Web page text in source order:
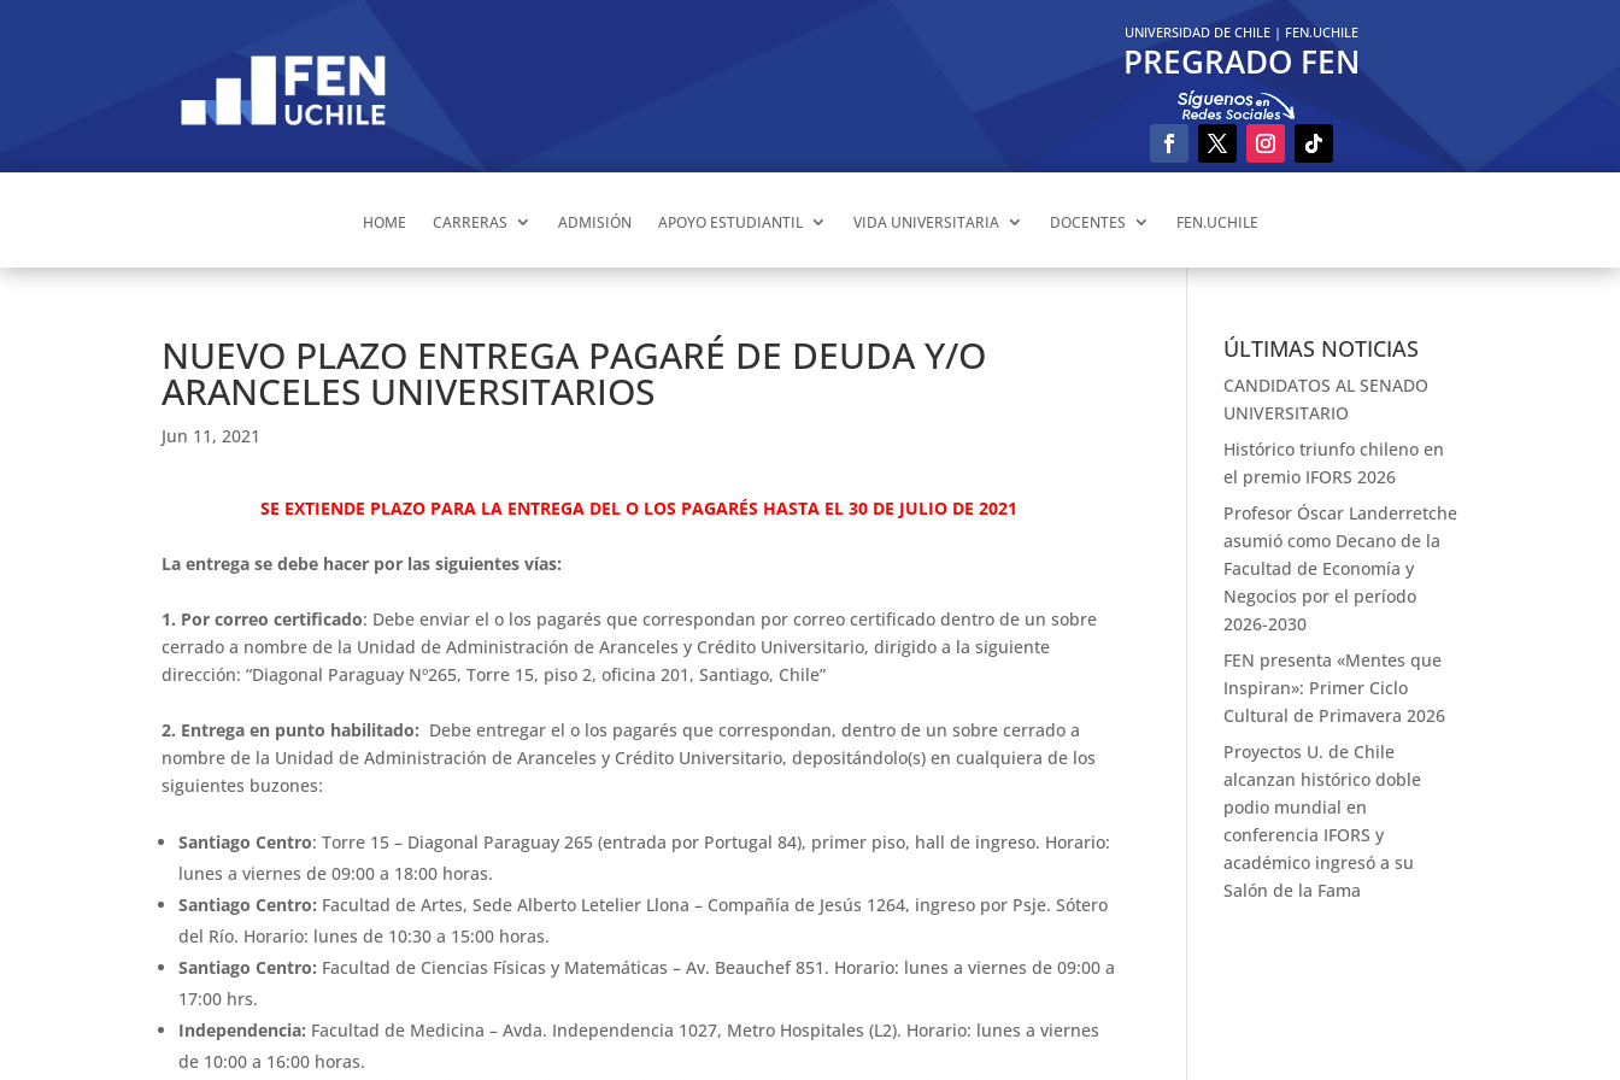
UNIVERSIDAD DE CHILE | FEN.UCHILE
PREGRADO FEN
HOME CARRERAS ADMISIÓN APOYO ESTUDIANTIL VIDA UNIVERSITARIA DOCENTES FEN.UCHILE
NUEVO PLAZO ENTREGA PAGARÉ DE DEUDA Y/O
ARANCELES UNIVERSITARIOS
Jun 11, 2021
SE EXTIENDE PLAZO PARA LA ENTREGA DEL O LOS PAGARÉS HASTA EL 30 DE JULIO DE 2021
La entrega se debe hacer por las siguientes vías:
1. Por correo certificado: Debe enviar el o los pagarés que correspondan por correo certificado dentro de un sobre
cerrado a nombre de la Unidad de Administración de Aranceles y Crédito Universitario, dirigido a la siguiente
dirección: “Diagonal Paraguay Nº265, Torre 15, piso 2, oficina 201, Santiago, Chile”
2. Entrega en punto habilitado: Debe entregar el o los pagarés que correspondan, dentro de un sobre cerrado a
nombre de la Unidad de Administración de Aranceles y Crédito Universitario, depositándolo(s) en cualquiera de los
siguientes buzones:
Santiago Centro: Torre 15 – Diagonal Paraguay 265 (entrada por Portugal 84), primer piso, hall de ingreso. Horario:
lunes a viernes de 09:00 a 18:00 horas.
Santiago Centro: Facultad de Artes, Sede Alberto Letelier Llona – Compañía de Jesús 1264, ingreso por Psje. Sótero
del Río. Horario: lunes de 10:30 a 15:00 horas.
Santiago Centro: Facultad de Ciencias Físicas y Matemáticas – Av. Beauchef 851. Horario: lunes a viernes de 09:00 a
17:00 hrs.
Independencia: Facultad de Medicina – Avda. Independencia 1027, Metro Hospitales (L2). Horario: lunes a viernes
de 10:00 a 16:00 horas.
ÚLTIMAS NOTICIAS
CANDIDATOS AL SENADO
UNIVERSITARIO
Histórico triunfo chileno en
el premio IFORS 2026
Profesor Óscar Landerretche
asumió como Decano de la
Facultad de Economía y
Negocios por el período
2026-2030
FEN presenta «Mentes que
Inspiran»: Primer Ciclo
Cultural de Primavera 2026
Proyectos U. de Chile
alcanzan histórico doble
podio mundial en
conferencia IFORS y
académico ingresó a su
Salón de la Fama